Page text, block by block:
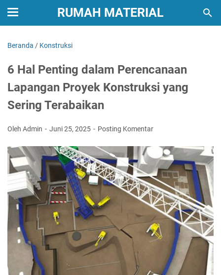
RUMAH MATERIAL
Beranda / Konstruksi
6 Hal Penting dalam Perencanaan
Lapangan Proyek Konstruksi yang
Sering Terabaikan
Oleh Admin Juni 25, 2025 Posting Komentar